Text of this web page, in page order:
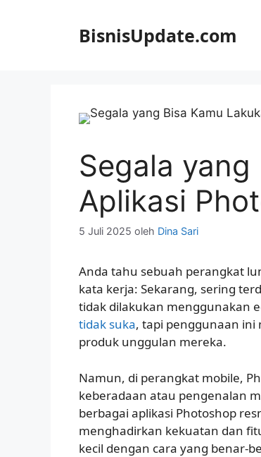
BisnisUpdate.com
Segala yang
Aplikasi
5 Juli 2025 oleh Dina Sari
Anda tahu sebuah perangkat
kata kerja: Sekarang, sering
tidak dilakukan menggunakan
tidak suka, tapi penggunaan
produk unggulan mereka.
Namun, di perangkat mobile,
keberadaan atau pengenalan
berbagai aplikasi Photoshop
menghadirkan kekuatan dan
kecil dengan cara yang benar-